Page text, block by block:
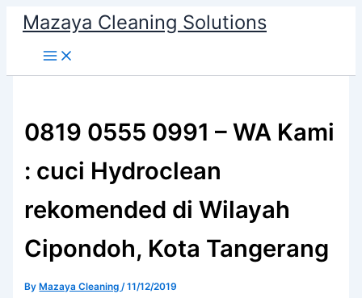
content
Mazaya Cleaning Solutions
0819 0555 0991 – WA Kami
: cuci Hydroclean
rekomended di Wilayah
Cipondoh, Kota Tangerang
By Mazaya Cleaning/11/12/2019